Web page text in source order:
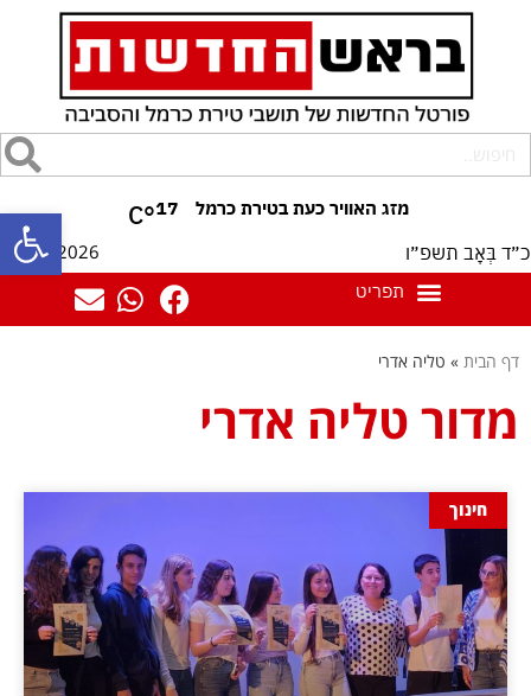
פתח 17
°C
כ״ד בְּאָב תשפ״ו 07/08/2026
דף הבית » טליה אדרי
מדור טליה אדרי
חינוך